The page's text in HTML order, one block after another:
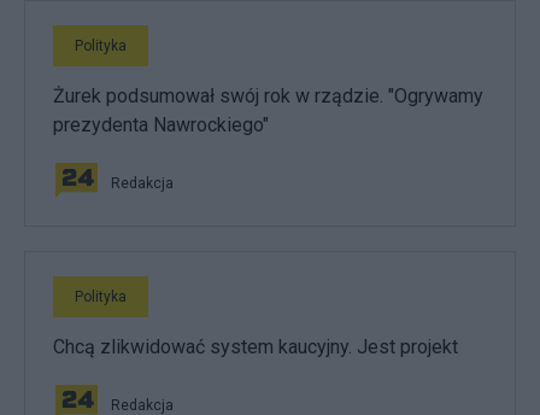
Polityka
Żurek podsumował swój rok w rządzie. "Ogrywamy
prezydenta Nawrockiego"
Redakcja
Polityka
Chcą zlikwidować system kaucyjny. Jest projekt
Redakcja